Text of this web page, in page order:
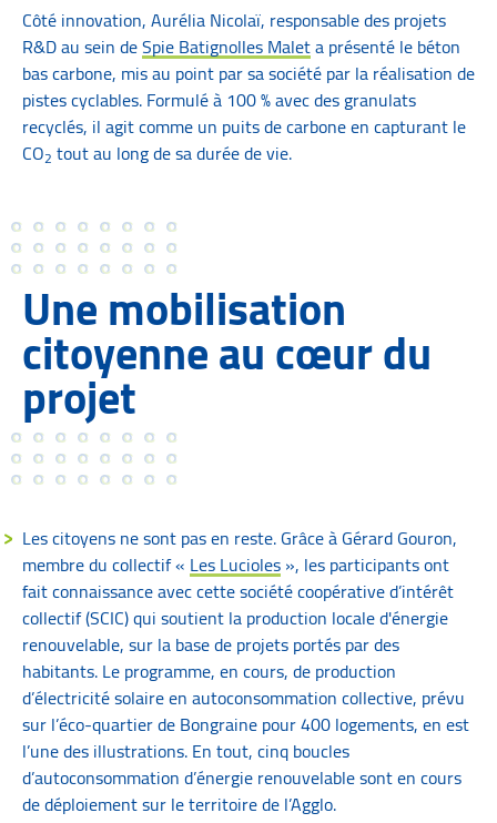
Côté innovation, Aurélia Nicolaï, responsable des projets
R&D au sein deSpie Batignolles Maleta présenté le béton
bas carbone, mis au point par sa société par la réalisation de
pistes cyclables. Formulé à 100 % avec des granulats
recyclés, il agit comme un puits de carbone en capturant le
CO2 tout au long de sa durée de vie.
Une mobilisation
citoyenne au cœur du
projet
Les citoyens ne sont pas en reste. Grâce à Gérard Gouron,
membre du collectif «Les Lucioles», les participants ont
fait connaissance avec cette société coopérative d’intérêt
collectif (SCIC) qui soutient la production locale d'énergie
renouvelable, sur la base de projets portés par des
habitants. Le programme, en cours, de production
d’électricité solaire en autoconsommation collective, prévu
sur l’éco-quartier de Bongraine pour 400 logements, en est
l’une des illustrations. En tout, cinq boucles
d’autoconsommation d’énergie renouvelable sont en cours
de déploiement sur le territoire de l’Agglo.